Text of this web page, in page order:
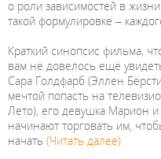
о роли зависимостей в
такой формулировке –
Краткий синопсис фильма,
вам не довелось ещё
Сара Голдфарб (Эллен
мечтой попасть на
Лето), его девушка Марион
начинают торговать им,
начать (Читать далее)